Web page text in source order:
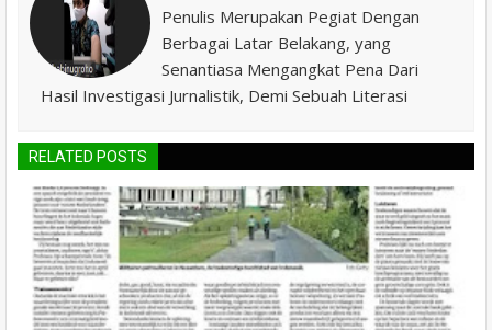
Penulis Merupakan Pegiat Dengan
Berbagai Latar Belakang, yang
Senantiasa Mengangkat Pena Dari
Hasil Investigasi Jurnalistik, Demi Sebuah Literasi
RELATED POSTS